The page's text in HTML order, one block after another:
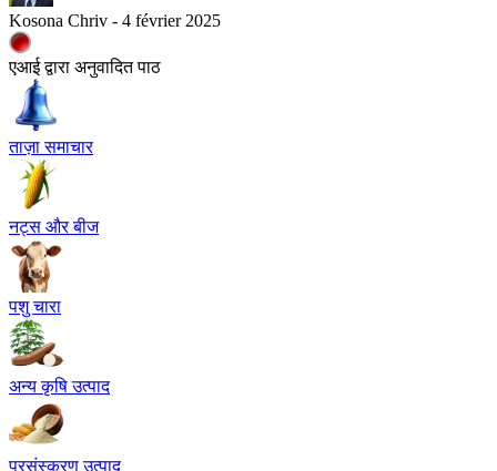
Kosona Chriv - 4 février 2025
एआई द्वारा अनुवादित पाठ
ताज़ा समाचार
नट्स और बीज
पशु चारा
अन्य कृषि उत्पाद
प्रसंस्करण उत्पाद